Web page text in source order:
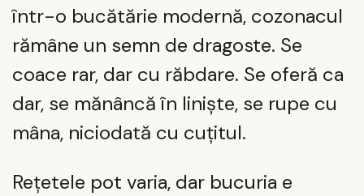
într-o bucătărie modernă, cozonacul
rămâne un semn de dragoste. Se
coace rar, dar cu răbdare. Se oferă ca
dar, se mănâncă în liniște, se rupe cu
mâna, niciodată cu cuțitul.
Rețetele pot varia, dar bucuria e